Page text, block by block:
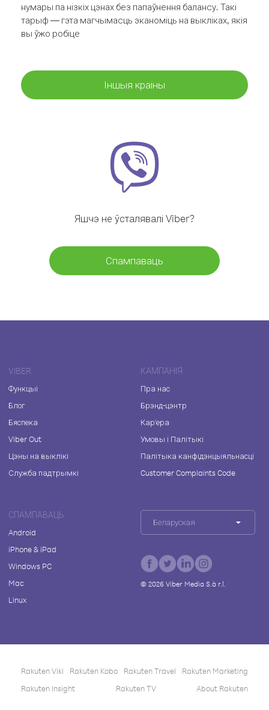
нумары па нізкіх цэнах без папаўнення балансу. Такі
тарыф — гэта магчымасць эканоміць на выкліках, якія
вы ўжо робіце
Іншыя краіны
Яшчэ не ўсталявалі Viber?
Спампаваць
VIBER
Функцыі
Блог
Бяспека
Viber Out
Цэны на выклікі
Служба падтрымкі
КАМПАНІЯ
Пра нас
Брэнд-цэнтр
Кар'ера
Умовы і Палітыкі
Палітыка канфідэнцыяльнасці
Customer Complaints Code
СПАМПАВАЦЬ
Android
iPhone & iPad
Windows PC
Mac
Linux
Беларуская
© 2026Viber Media S.à r.l.
Rakuten Viki Rakuten Kobo Rakuten Travel
Rakuten Marketing
Rakuten Insight
Rakuten TV About Rakuten